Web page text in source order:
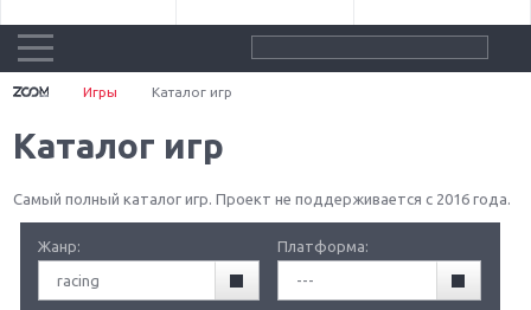
Игры Каталог игр
Каталог игр
Самый полный каталог игр. Проект не поддерживается с 2016 года.
Жанр:
racing
Платформа:
---